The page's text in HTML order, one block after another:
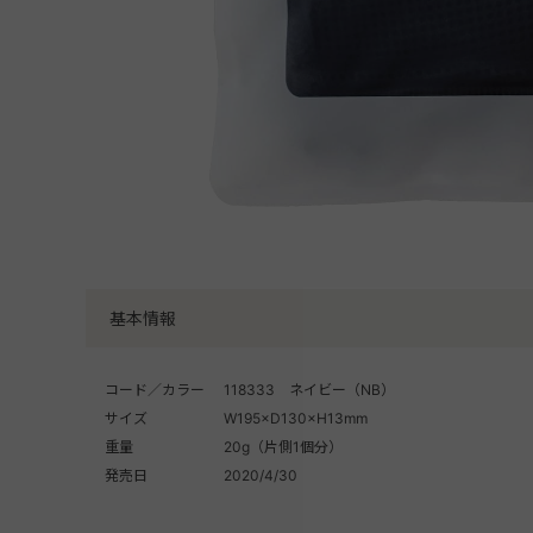
基本情報
コード／カラー
118333 ネイビー（NB）
サイズ
W195×D130×H13mm
重量
20g（片側1個分）
発売日
2020/4/30